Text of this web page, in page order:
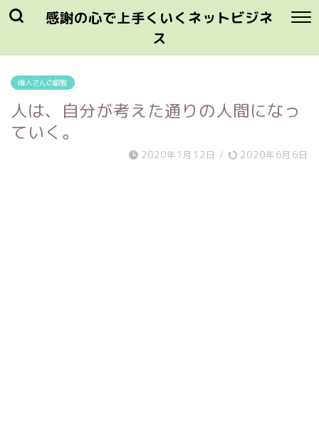
感謝の心で上手くいくネットビジネ
ス
偉人さんの叡智
人は、自分が考えた通りの人間になっ
ていく。
2020年1月12日 / 2020年6月6日